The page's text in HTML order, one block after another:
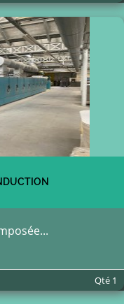
Qté 1